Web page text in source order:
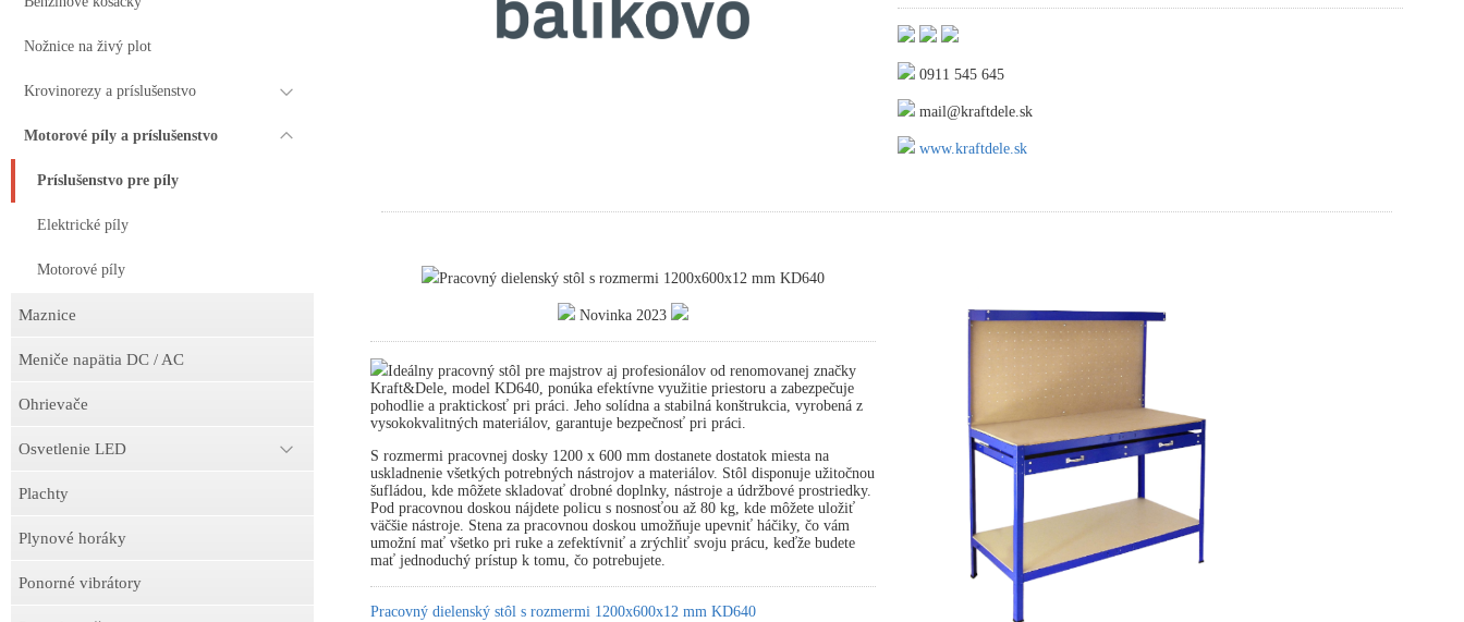
Nožnice na živý plot
Krovinorezy a príslušenstvo
Motorové píly a príslušenstvo
Príslušenstvo pre píly
Elektrické píly
Motorové píly
Maznice
Meniče napätia DC / AC
Ohrievače
Osvetlenie LED
Plachty
Plynové horáky
Ponorné vibrátory
0911 545 645
mail@kraftdele.sk
www.kraftdele.sk
Pracovný dielenský stôl s rozmermi 1200x600x12 mm KD640
Novinka 2023
Ideálny pracovný stôl pre majstrov aj profesionálov od renomovanej značky
Kraft&Dele, model KD640, ponúka efektívne využitie priestoru a zabezpečuje
pohodlie a praktickosť pri práci. Jeho solídna a stabilná konštrukcia, vyrobená z
vysokokvalitných materiálov, garantuje bezpečnosť pri práci.
S rozmermi pracovnej dosky 1200 x 600 mm dostanete dostatok miesta na
uskladnenie všetkých potrebných nástrojov a materiálov. Stôl disponuje užitočnou
šufládou, kde môžete skladovať drobné doplnky, nástroje a údržbové prostriedky.
Pod pracovnou doskou nájdete policu s nosnosťou až 80 kg, kde môžete uložiť
väčšie nástroje. Stena za pracovnou doskou umožňuje upevniť háčiky, čo vám
umožní mať všetko pri ruke a zefektívniť a zrýchliť svoju prácu, keďže budete
mať jednoduchý prístup k tomu, čo potrebujete.
Pracovný dielenský stôl s rozmermi 1200x600x12 mm KD640